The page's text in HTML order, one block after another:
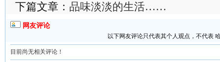
下篇文章： 品味淡淡的生活……
网友评论
以下网友评论只代表其个人观点，不代表
目前尚无相关评论！